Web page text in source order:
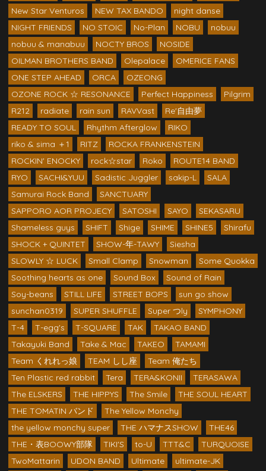
New Star Venturos
NEW TAX BANDO
night danse
NIGHT FRIENDS
NO STOIC No-Plan NOBU
nobuu
nobuu & manabuu
NOCTY BROS
NOSIDE
OILMAN BROTHERS BAND
Olepalace
OMERICE FANS
ONE STEP AHEAD
ORCA
OZEONG
OZONE ROCK ☆ RESONANCE
Perfect Happiness
Pilgrim
R212
radiate rain sun RAVVast
Re'自由夢
READY TO SOUL
Rhythm Afterglow
RIKO
riko & sima ＋1
RITZ
ROCKA FRANKENSTEIN
ROCKIN' ENOCKY
rock☆star Roko
ROUTE14 BAND
RYO
SACHI&YUU Sadistic Juggler sakip-L
SALA
Samurai Rock Band
SANCTUARY
SAPPORO AOR PROJECY
SATOSHI SAYO
SEKASARU
Shameless guys
SHIFT Shige SHIME SHINE5
Shirafu
SHOCK + QUINTET
SHOW-年-TAWY
Siesha
SLOWLY ☆ LUCK
Small Clamp Snowman
Some Quokka
Soothing hearts as one
Sound Box
Sound of Rain
Soy-beans
STILL LIFE STREET BOPS
sun go show
sunchan0319
SUPER SHUFFLE Super つly
SYMPHONY
T-4
T-egg's T-SQUARE TAK
TAKAO BAND
Takayuki Band
Take & Mac TAKEO
TAMAMI
Team くれれっ娘
TEAM しし座
Team 俺たち
Ten Plastic red rabbit
Tera TERA&KONII
TERASAWA
The ELSKERS
THE HIPPYS The Smile
THE SOUL HEART
THE TOMATIN バンド
The Yellow Monchy
the yellow monchy super
THE ハマナスSHOW
THE46
THE・表BOOWY部隊
TIKI'S to-U TTT&C
TURQUOISE
TwoMattarin
UDON BAND Ultimate
ultimate-JK